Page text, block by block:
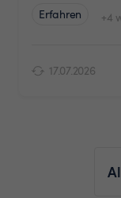
Erfahren
+4
17.07.2026